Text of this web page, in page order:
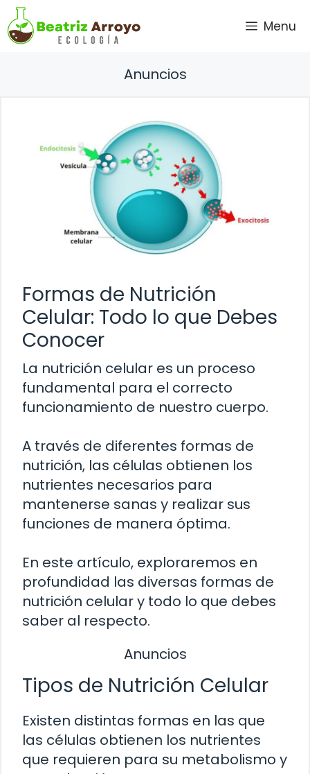
Saltar
al
contenido
Menu
Anuncios
Formas de Nutrición
Celular: Todo lo que Debes
Conocer
La nutrición celular es un proceso
fundamental para el correcto
funcionamiento de nuestro cuerpo.
A través de diferentes formas de
nutrición, las células obtienen los
nutrientes necesarios para
mantenerse sanas y realizar sus
funciones de manera óptima.
En este artículo, exploraremos en
profundidad las diversas formas de
nutrición celular y todo lo que debes
saber al respecto.
Anuncios
Tipos de Nutrición Celular
Existen distintas formas en las que
las células obtienen los nutrientes
que requieren para su metabolismo y